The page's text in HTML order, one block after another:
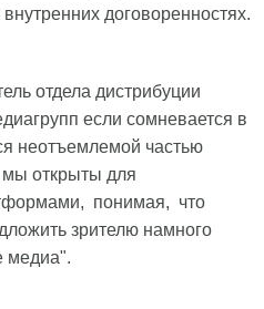
договоренностях.
отдела дистрибуции
если сомневается в
неотъемлемой частью
мы открыты для
понимая, что
зрителю намного
медиа".